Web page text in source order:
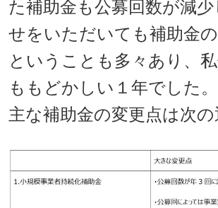
た補助金も公募回数が減
せをいただいても補助金
ということも多々あり、
ももどかしい１年でした。
主な補助金の変更点は次の